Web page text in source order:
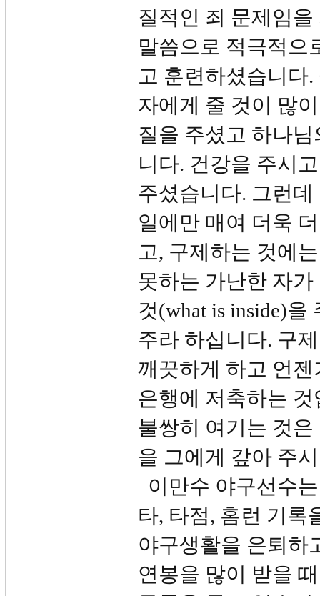
질적인 죄 문제임
말씀으로 적극적으
고 훈련하셨습니다
자에게 줄 것이 많
질을 주셨고 하나
니다. 건강을 주시
주셨습니다. 그런
일에만 매여 더욱
고, 구제하는 것에
못하는 가난한 자
것(what is inside)
주라 하십니다. 구
깨끗하게 하고 언
은행에 저축하는
불쌍히 여기는 것
을 그에게 갚아 주
이만수 야구선수
타, 타점, 홈런 기록
야구생활을 은퇴하
연봉을 많이 받을